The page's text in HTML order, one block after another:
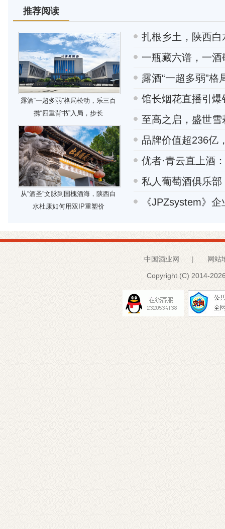
推荐阅读
露酒“一超多弱”格局松动，乐三百
携“四重背书”入局，步长
从“酒圣”文脉到国槐酒海，陕西白
水杜康如何用双IP重塑价
扎根乡土，陕西
一瓶藏六谱，一
露酒“一超多弱”
馆长烟花直播引
至高之启，盛世雪
品牌价值超236亿
优者·青云直上酒
私人葡萄酒俱乐
《JPZsystem》
中国酒业网 | 网站
Copyright (C) 2014-